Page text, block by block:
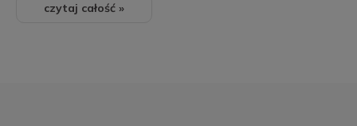
czytaj całość »